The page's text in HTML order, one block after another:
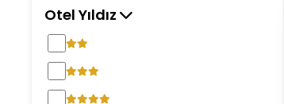
Otel Yıldız